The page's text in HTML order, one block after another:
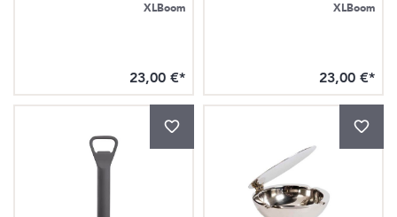
XLBoom
23,00 €*
XLBoom
23,00 €*